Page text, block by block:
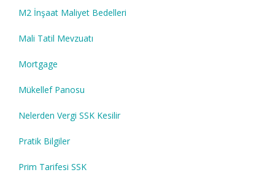
M2 İnşaat Maliyet Bedelleri
Mali Tatil Mevzuatı
Mortgage
Mükellef Panosu
Nelerden Vergi SSK Kesilir
Pratik Bilgiler
Prim Tarifesi SSK